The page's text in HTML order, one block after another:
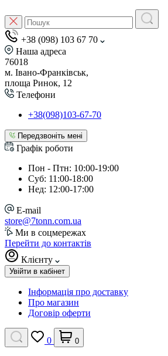
+38 (098) 103 67 70
Наша адреса
76018
м. Івано-Франківськ,
площа Ринок, 12
Телефони
+38(098)103-67-70
Передзвоніть мені
Графік роботи
Пон - Птн: 10:00-19:00
Суб: 11:00-18:00
Нед: 12:00-17:00
E-mail
store@7tonn.com.ua
Ми в соцмережах
Перейти до контактів
Клієнту
Увійти в кабінет
Інформація про доставку
Про магазин
Договір оферти
0 0